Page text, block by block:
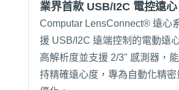
業界首款 USB/I2C 電控遠心
Computar LensConnect® 遠心
援 USB/I2C 遠端控制的電動遠
高解析度並支援 2/3" 感測器，
持精確遠心度，專為自動化精